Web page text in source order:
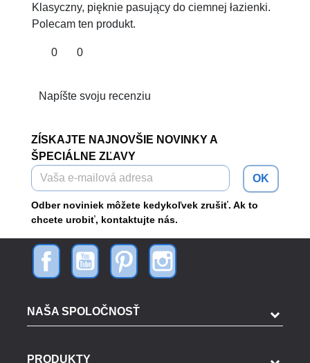
Klasyczny, pięknie pasujący do ciemnej łazienki.
Polecam ten produkt.
0 0
Napíšte svoju recenziu
ZÍSKAJTE NAJNOVŠIE NOVINKY A
ŠPECIÁLNE ZĽAVY
OK
Odber noviniek môžete kedykoľvek zrušiť. Ak to
chcete urobiť, kontaktujte nás.
NAŠA SPOLOČNOSŤ
PRODUKTY